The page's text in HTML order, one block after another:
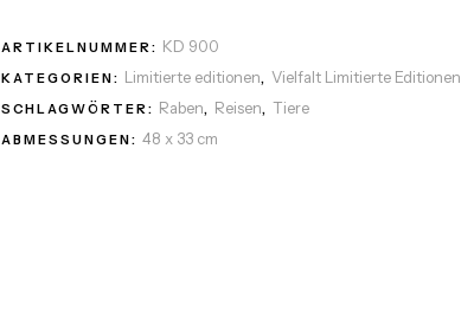
ARTIKELNUMMER: KD 900
KATEGORIEN: Limitierte editionen, Vielfalt Limitierte Editionen
SCHLAGWÖRTER: Raben, Reisen, Tiere
ABMESSUNGEN: 48 x 33 cm